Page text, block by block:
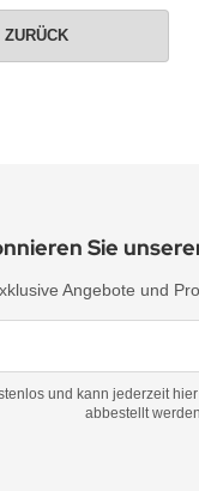
ZURÜCK
Sie
Angebote und
und kann jederzeit
abbestellt